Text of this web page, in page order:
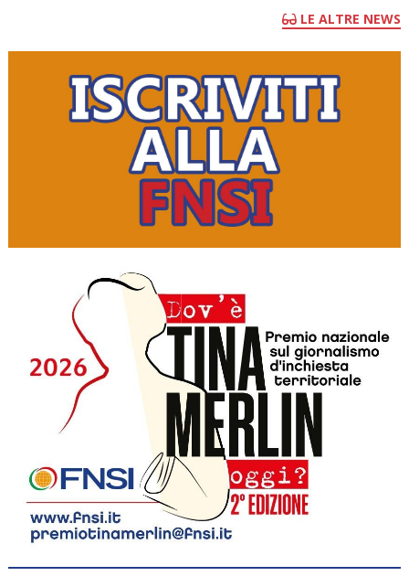
LE ALTRE NEWS